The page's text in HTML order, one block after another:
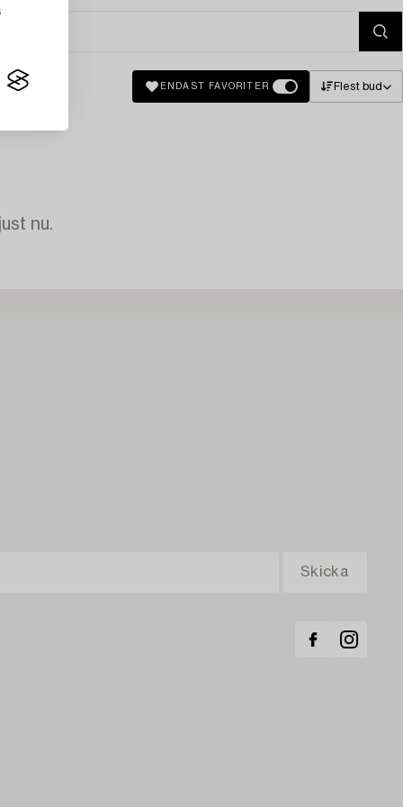
ENDAST FAVORITER Flest bud
nu.